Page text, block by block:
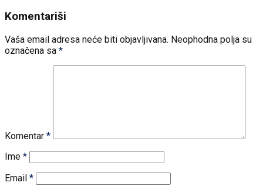
Komentariši
Vaša email adresa neće biti objavljivana. Neophodna polja su
označena sa *
Komentar *
Ime *
Email *